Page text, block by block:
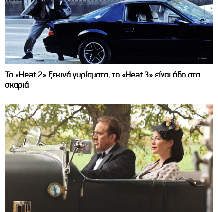
Το «Heat 2» ξεκινά γυρίσματα, το «Heat 3» είναι ήδη στα
σκαριά